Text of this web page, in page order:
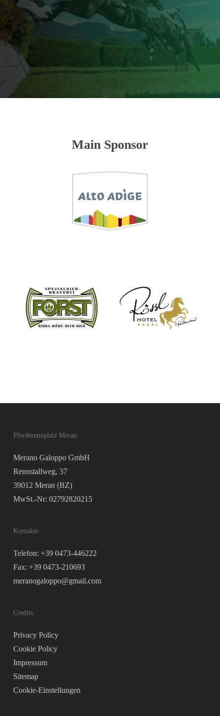
Main Sponsor
Pferderennplatz Meran
Merano Galoppo GmbH
Rennstallweg, 37
39012 Meran (BZ)
MwSt.-Nr: 02792820215
Kontakte
Telefon: +39 0473-446222
Fax: +39 0473-210693
meranogaloppo@gmail.com
Credits
Privacy Policy
Cookie Policy
Impressum
Sitemap
Cookie-Einstellungen